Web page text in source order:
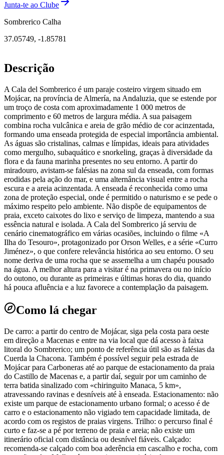
Junta-te ao Clube
Sombrerico Calha
37.05749, -1.85781
Descrição
A Cala del Sombrerico é um paraje costeiro virgem situado em
Mojácar, na província de Almería, na Andaluzia, que se estende por
um troço de costa com aproximadamente 1 000 metros de
comprimento e 60 metros de largura média. A sua paisagem
combina rocha vulcânica e areia de grão médio de cor acinzentada,
formando uma enseada protegida de especial importância ambiental.
As águas são cristalinas, calmas e límpidas, ideais para atividades
como mergulho, subaquático e snorkeling, graças à diversidade da
flora e da fauna marinha presentes no seu entorno. A partir do
miradouro, avistam-se falésias na zona sul da enseada, com formas
erodidas pela ação do mar, e uma alternância visual entre a rocha
escura e a areia acinzentada. A enseada é reconhecida como uma
zona de proteção especial, onde é permitido o naturismo e se pede o
máximo respeito pelo ambiente. Não dispõe de equipamentos de
praia, exceto caixotes do lixo e serviço de limpeza, mantendo a sua
essência natural e isolada. A Cala del Sombrerico já serviu de
cenário cinematográfico em várias ocasiões, incluindo o filme «A
Ilha do Tesouro», protagonizado por Orson Welles, e a série «Curro
Jiménez», o que confere relevância histórica ao seu entorno. O seu
nome deriva de uma rocha que se assemelha a um chapéu pousado
na água. A melhor altura para a visitar é na primavera ou no início
do outono, ou durante as primeiras e últimas horas do dia, quando
há pouca afluência e a luz favorece a contemplação da paisagem.
Como lá chegar
De carro: a partir do centro de Mojácar, siga pela costa para oeste
em direção a Macenas e entre na via local que dá acesso à faixa
litoral do Sombrerico; um ponto de referência útil são as falésias da
Cuerda la Chacona. Também é possível seguir pela estrada de
Mojácar para Carboneras até ao parque de estacionamento da praia
do Castillo de Macenas e, a partir daí, seguir por um caminho de
terra batida sinalizado com «chiringuito Manaca, 5 km»,
atravessando ravinas e desníveis até à enseada. Estacionamento: não
existe um parque de estacionamento urbano formal; o acesso é de
carro e o estacionamento não vigiado tem capacidade limitada, de
acordo com os registos de praias virgens. Trilho: o percurso final é
curto e faz-se a pé por terreno de praia e areia; não existe um
itinerário oficial com distância ou desnível fiáveis. Calçado:
recomenda-se calçado com boa aderência em cascalho e rocha, com